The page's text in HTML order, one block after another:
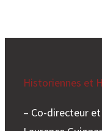
Historiennes et
– Co-directeur